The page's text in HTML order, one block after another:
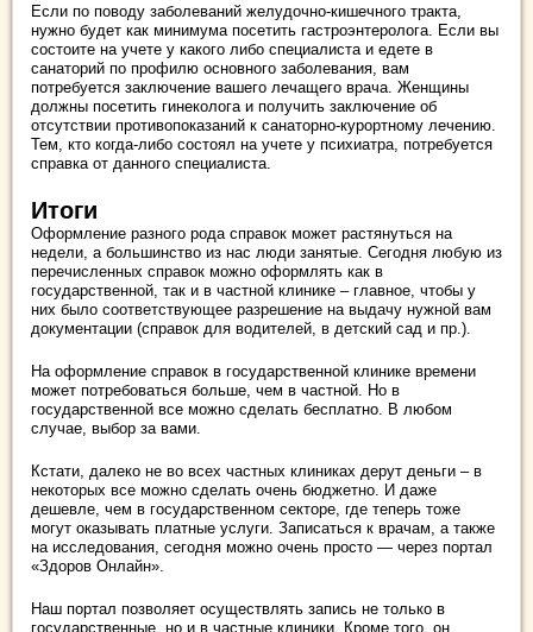
Если по поводу заболеваний желудочно-кишечного тракта,
нужно будет как минимума посетить гастроэнтеролога. Если вы
состоите на учете у какого либо специалиста и едете в
санаторий по профилю основного заболевания, вам
потребуется заключение вашего лечащего врача. Женщины
должны посетить гинеколога и получить заключение об
отсутствии противопоказаний к санаторно-курортному лечению.
Тем, кто когда-либо состоял на учете у психиатра, потребуется
справка от данного специалиста.
Итоги
Оформление разного рода справок может растянуться на
недели, а большинство из нас люди занятые. Сегодня любую из
перечисленных справок можно оформлять как в
государственной, так и в частной клинике – главное, чтобы у
них было соответствующее разрешение на выдачу нужной вам
документации (справок для водителей, в детский сад и пр.).
На оформление справок в государственной клинике времени
может потребоваться больше, чем в частной. Но в
государственной все можно сделать бесплатно. В любом
случае, выбор за вами.
Кстати, далеко не во всех частных клиниках дерут деньги – в
некоторых все можно сделать очень бюджетно. И даже
дешевле, чем в государственном секторе, где теперь тоже
могут оказывать платные услуги. Записаться к врачам, а также
на исследования, сегодня можно очень просто — через портал
«Здоров Онлайн».
Наш портал позволяет осуществлять запись не только в
государственные, но и в частные клиники. Кроме того, он